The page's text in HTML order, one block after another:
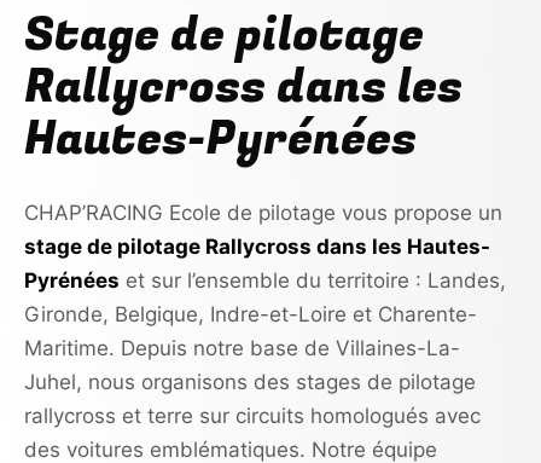
Stage de pilotage
Rallycross dans les
Hautes-Pyrénées
CHAP’RACING Ecole de pilotage vous propose un
stage de pilotage Rallycross dans les Hautes-
Pyrénées et sur l’ensemble du territoire : Landes,
Gironde, Belgique, Indre-et-Loire et Charente-
Maritime. Depuis notre base de Villaines-La-
Juhel, nous organisons des stages de pilotage
rallycross et terre sur circuits homologués avec
des voitures emblématiques. Notre équipe